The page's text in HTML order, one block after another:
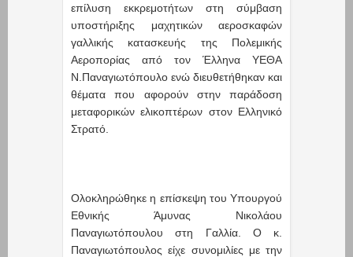
επίλυση εκκρεμοτήτων στη σύμβαση
υποστήριξης μαχητικών αεροσκαφών
γαλλικής κατασκευής της Πολεμικής
Αεροπορίας από τον Έλληνα ΥΕΘΑ
Ν.Παναγιωτόπουλο ενώ διευθετήθηκαν και
θέματα που αφορούν στην παράδοση
μεταφορικών ελικοπτέρων στον Ελληνικό
Στρατό.
Ολοκληρώθηκε η επίσκεψη του Υπουργού
Εθνικής Άμυνας Νικολάου
Παναγιωτόπουλου στη Γαλλία. Ο κ.
Παναγιωτόπουλος είχε συνομιλίες με την